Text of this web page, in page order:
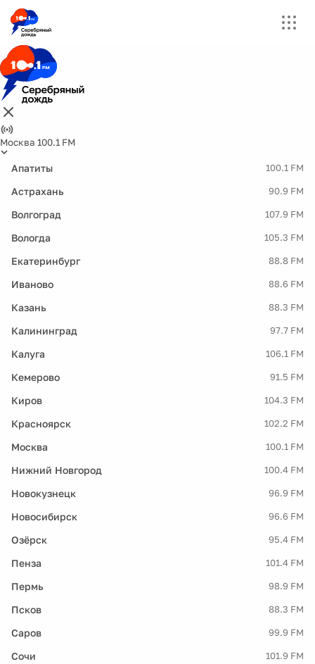
Москва 100.1 FM
Апатиты 100.1 FM
Астрахань 90.9 FM
Волгоград 107.9 FM
Вологда 105.3 FM
Екатеринбург 88.8 FM
Иваново 88.6 FM
Казань 88.3 FM
Калининград 97.7 FM
Калуга 106.1 FM
Кемерово 91.5 FM
Киров 104.3 FM
Красноярск 102.2 FM
Москва 100.1 FM
Нижний Новгород 100.4 FM
Новокузнецк 96.9 FM
Новосибирск 96.6 FM
Озёрск 95.4 FM
Пенза 101.4 FM
Пермь 98.9 FM
Псков 88.3 FM
Саров 99.9 FM
Сочи 101.9 FM